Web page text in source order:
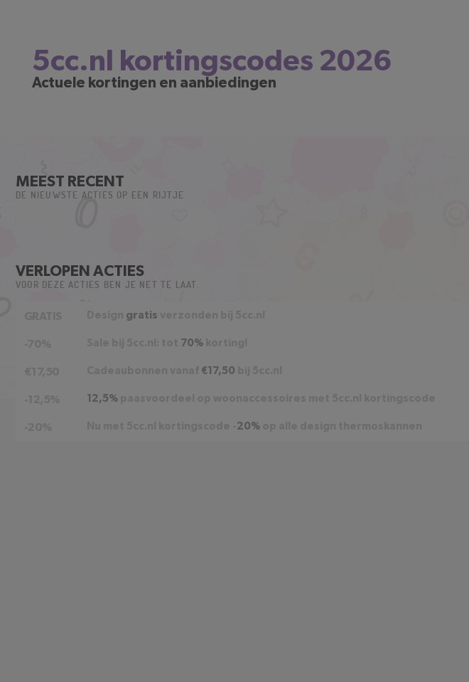
5cc.nl kortingscodes 2026
Actuele kortingen en aanbiedingen
MEEST RECENT
DE NIEUWSTE ACTIES OP EEN RIJTJE
VERLOPEN ACTIES
VOOR DEZE ACTIES BEN JE NET TE LAAT.
gratis
70%
€17,50
12,5%
20%